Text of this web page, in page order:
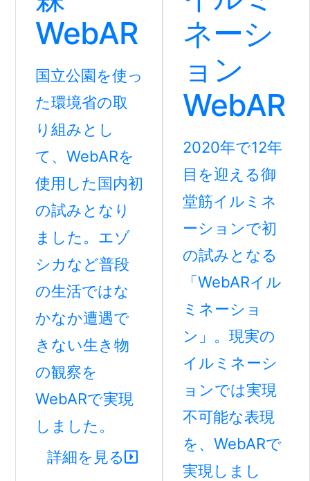
WebAR
国立公園を使っ
た環境省の取
り組みとし
て、WebARを
使用した国内初
の試みとなり
ました。エゾ
シカなど普段
の生活ではな
かなか遭遇で
きない生き物
の観察を
WebARで実現
しました。
詳細を見る
ネーシ
ョン
WebAR
2020年で12年
目を迎える御
堂筋イルミネ
ーションで初
の試みとなる
「WebARイル
ミネーショ
ン」。現実の
イルミネーシ
ョンでは実現
不可能な表現
を、WebARで
実現しまし